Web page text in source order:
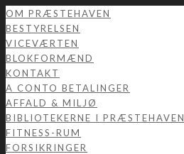
OM PRÆSTEHAVEN
BESTYRELSEN
VICEVÆRTEN
BLOKFORMÆND
KONTAKT
A CONTO BETALINGER
AFFALD & MILJØ
BIBLIOTEKERNE I PRÆSTEHAVEN
FITNESS-RUM
FORSIKRINGER